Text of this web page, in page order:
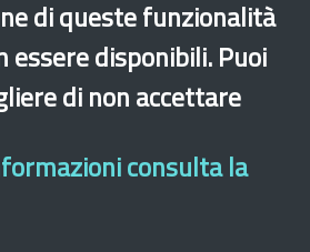
di queste funzionalità
essere disponibili. Puoi
di non accettare
consulta la